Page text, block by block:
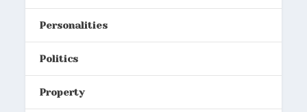
Personalities
Politics
Property